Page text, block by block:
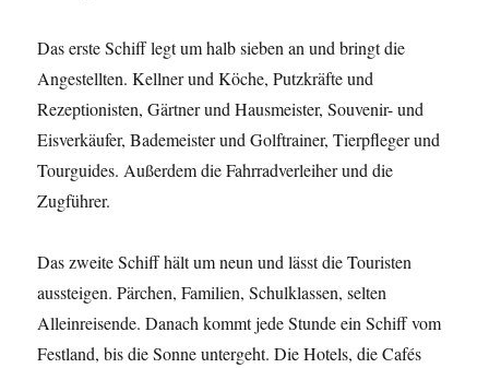
Das erste Schiff legt um halb sieben an und bringt die
Angestellten. Kellner und Köche, Putzkräfte und
Rezeptionisten, Gärtner und Hausmeister, Souvenir- und
Eisverkäufer, Bademeister und Golftrainer, Tierpfleger und
Tourguides. Außerdem die Fahrradverleiher und die
Zugführer.
Das zweite Schiff hält um neun und lässt die Touristen
aussteigen. Pärchen, Familien, Schulklassen, selten
Alleinreisende. Danach kommt jede Stunde ein Schiff vom
Festland, bis die Sonne untergeht. Die Hotels, die Cafés